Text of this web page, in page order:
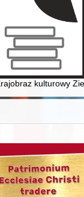
wieku
: przemysłkulturowy